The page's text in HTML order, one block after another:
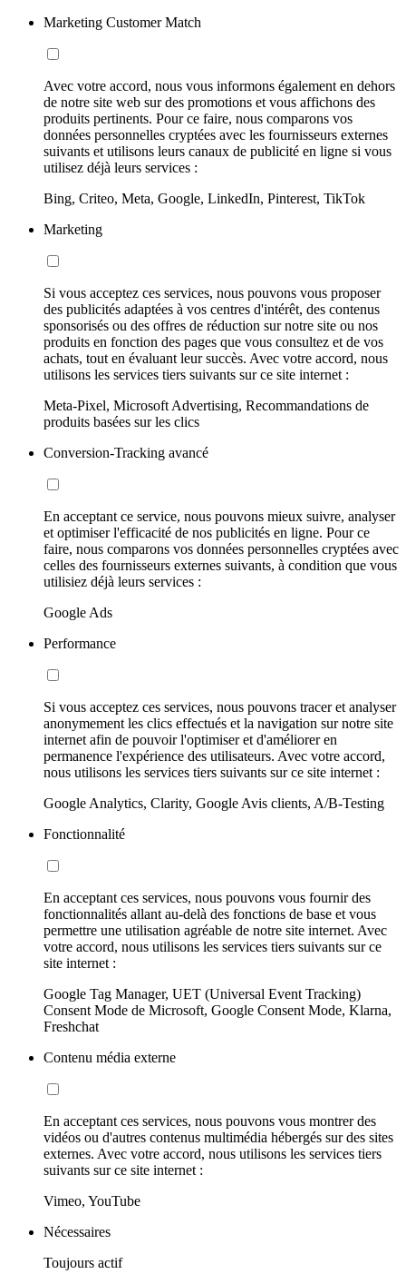
Marketing Customer Match
Avec votre accord, nous vous informons également en dehors
de notre site web sur des promotions et vous affichons des
produits pertinents. Pour ce faire, nous comparons vos
données personnelles cryptées avec les fournisseurs externes
suivants et utilisons leurs canaux de publicité en ligne si vous
utilisez déjà leurs services :
Bing, Criteo, Meta, Google, LinkedIn, Pinterest, TikTok
Marketing
Si vous acceptez ces services, nous pouvons vous proposer
des publicités adaptées à vos centres d'intérêt, des contenus
sponsorisés ou des offres de réduction sur notre site ou nos
produits en fonction des pages que vous consultez et de vos
achats, tout en évaluant leur succès. Avec votre accord, nous
utilisons les services tiers suivants sur ce site internet :
Meta-Pixel, Microsoft Advertising, Recommandations de
produits basées sur les clics
Conversion-Tracking avancé
En acceptant ce service, nous pouvons mieux suivre, analyser
et optimiser l'efficacité de nos publicités en ligne. Pour ce
faire, nous comparons vos données personnelles cryptées avec
celles des fournisseurs externes suivants, à condition que vous
utilisiez déjà leurs services :
Google Ads
Performance
Si vous acceptez ces services, nous pouvons tracer et analyser
anonymement les clics effectués et la navigation sur notre site
internet afin de pouvoir l'optimiser et d'améliorer en
permanence l'expérience des utilisateurs. Avec votre accord,
nous utilisons les services tiers suivants sur ce site internet :
Google Analytics, Clarity, Google Avis clients, A/B-Testing
Fonctionnalité
En acceptant ces services, nous pouvons vous fournir des
fonctionnalités allant au-delà des fonctions de base et vous
permettre une utilisation agréable de notre site internet. Avec
votre accord, nous utilisons les services tiers suivants sur ce
site internet :
Google Tag Manager, UET (Universal Event Tracking)
Consent Mode de Microsoft, Google Consent Mode, Klarna,
Freshchat
Contenu média externe
En acceptant ces services, nous pouvons vous montrer des
vidéos ou d'autres contenus multimédia hébergés sur des sites
externes. Avec votre accord, nous utilisons les services tiers
suivants sur ce site internet :
Vimeo, YouTube
Nécessaires
Toujours actif